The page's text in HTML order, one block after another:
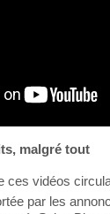
malgré tout
vidéos
par les